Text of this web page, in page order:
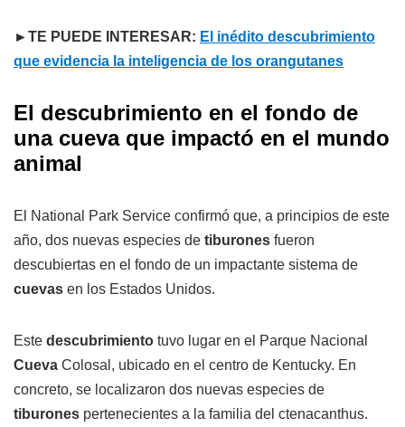
►TE PUEDE INTERESAR: El inédito descubrimiento
que evidencia la inteligencia de los orangutanes
El descubrimiento en el fondo de
una cueva que impactó en el mundo
animal
El National Park Service confirmó que, a principios de este
año, dos nuevas especies de tiburones fueron
descubiertas en el fondo de un impactante sistema de
cuevas en los Estados Unidos.
Este descubrimiento tuvo lugar en el Parque Nacional
Cueva Colosal, ubicado en el centro de Kentucky. En
concreto, se localizaron dos nuevas especies de
tiburones pertenecientes a la familia del ctenacanthus.